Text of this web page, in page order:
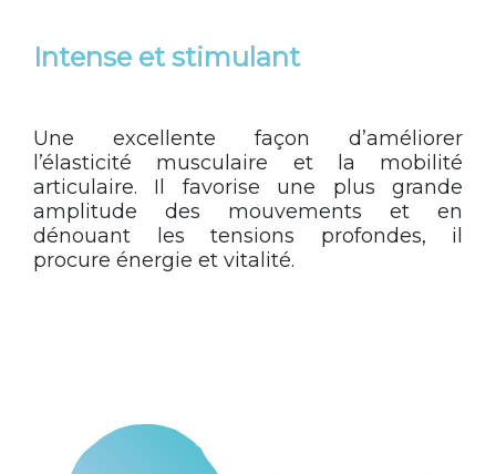
Intense et stimulant
Une excellente façon d’améliorer
l’élasticité musculaire et la mobilité
articulaire. Il favorise une plus grande
amplitude des mouvements et en
dénouant les tensions profondes, il
procure énergie et vitalité.